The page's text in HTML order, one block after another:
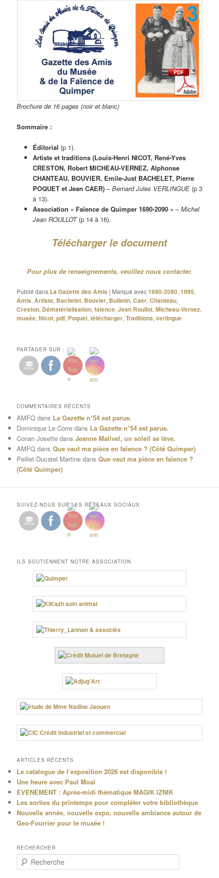
Brochure de 16 pages (noir et blanc)
Sommaire :
Éditorial (p 1).
Artiste et traditions (Louis-Henri NICOT, René-Yves
CRESTON, Robert MICHEAU-VERNEZ, Alphonse
CHANTEAU, BOUVIER, Emile-Just BACHELET, Pierre
POQUET et Jean CAER)–Bernard Jules VERLINGUE(p 3
à 13).
Association « Faïence de Quimper 1690-2090 » –Michel
Jean ROULLOT(p 14 à 16).
Télécharger le document
Pour plus de renseignements, veuillez nous contacter.
Publié dans La Gazette des Amis | Marqué avec1690-2090,1995,
Amis,Artiste, Bachelet, Bouvier, Bulletin,Caer,Chanteau,
Creston, Dématérialisation,faïence,Jean Roullot,Micheau-Vernez,
musée,Nicot,pdf, Poquet,télécharger,Traditions,verlingue
PARTAGER SUR :
COMMENTAIRES RÉCENTS
AMFQ dans La Gazette n°54 est parue.
Dominique Le Corre dans La Gazette n°54 est parue.
Conan Josette dansJeanne Malivel, un soleil se lève.
AMFQ dansQue vaut ma pièce en faïence ? (Côté Quimper)
Peillet-Ducatel Martine dansQue vaut ma pièce en faïence ?
(Côté Quimper)
SUIVEZ-NOUS SUR LES RÉSEAUX SOCIAUX
ILS SOUTIENNENT NOTRE ASSOCIATION
ARTICLES RÉCENTS
Le catalogue de l’exposition 2026 est disponible !
Une heure avec Paul Moal
EVENEMENT : Après-midi thématique MAGIK IZNIK
Les sorties du printemps pour compléter votre bibliothèque
Nouvelle année, nouvelle expo, nouvelle ambiance autour de
Geo-Fourrier pour le musée !
RECHERCHER
e